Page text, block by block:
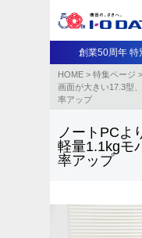
創業50周年 特
HOME > 特集ページ >
画面が大きい17.3型
率アップ
ノートPCよ
軽量1.1kgモ
率アップ